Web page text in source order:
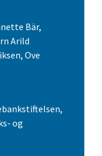
Bär,
Arild
Ove
og